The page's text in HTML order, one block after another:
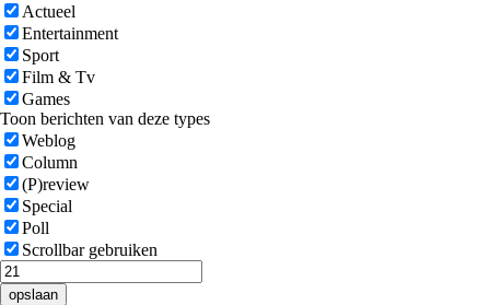
Actueel
Entertainment
Sport
Film & Tv
Games
Toon berichten van deze types
Weblog
Column
(P)review
Special
Poll
Scrollbar gebruiken
opslaan